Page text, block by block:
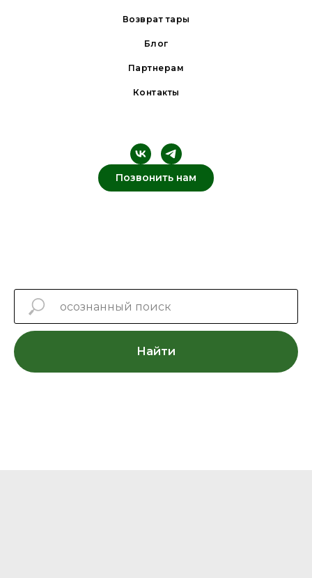
Возврат тары
Блог
Партнерам
Контакты
Позвонить нам
Найти